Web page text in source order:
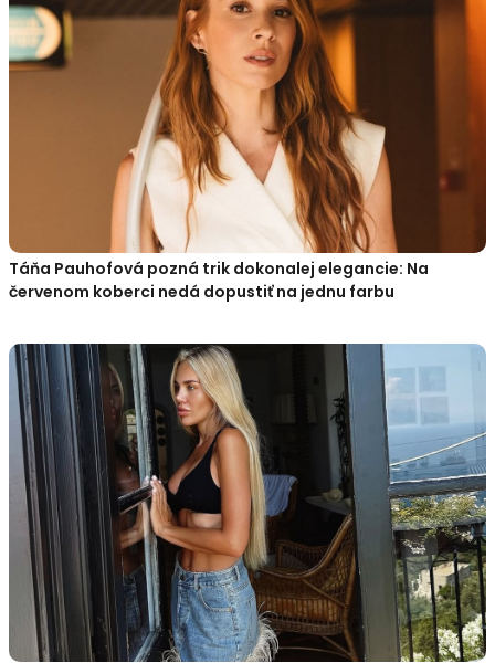
Táňa Pauhofová pozná trik dokonalej elegancie: Na
červenom koberci nedá dopustiť na jednu farbu